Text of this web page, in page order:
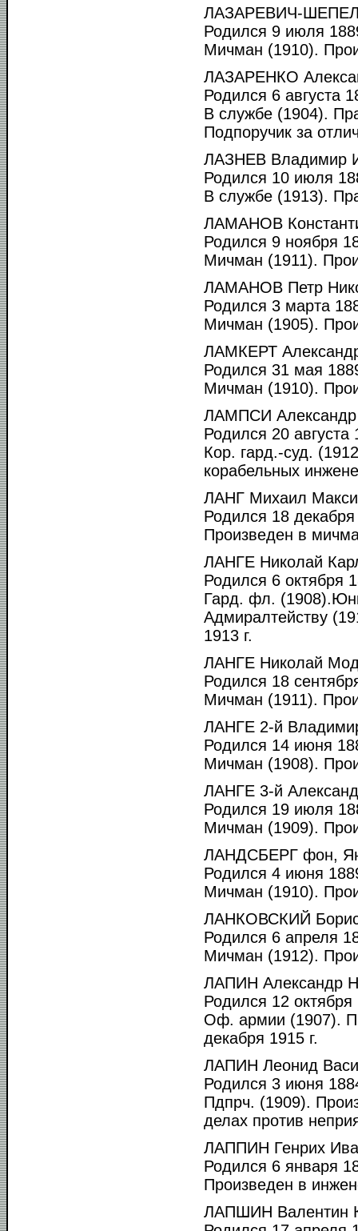
ЛАЗАРЕВИЧ-
Родился 9 июля
Мичман (1910).
ЛАЗАРЕНКО
Родился 6 августа
В службе (1904).
Подпоручик за
ЛАЗНЕВ Владимир
Родился 10 июля
В службе (1913).
ЛАМАНОВ
Родился 9 ноября
Мичман (1911).
ЛАМАНОВ Петр
Родился 3 марта
Мичман (1905).
ЛАМКЕРТ
Родился 31 мая
Мичман (1910).
ЛАМПСИ Александр
Родился 20 августа
Кор. гард.-суд.
корабельных
ЛАНГ Михаил
Родился 18 декабря
Произведен в
ЛАНГЕ Николай
Родился 6 октября
Гард. фл.
Адмиралтейству
1913 г.
ЛАНГЕ Николай
Родился 18
Мичман (1911).
ЛАНГЕ 2-й
Родился 14 июня
Мичман (1908).
ЛАНГЕ 3-й
Родился 19 июля
Мичман (1909).
ЛАНДСБЕРГ фон,
Родился 4 июня
Мичман (1910).
ЛАНКОВСКИЙ Борис
Родился 6 апреля
Мичман (1912).
ЛАПИН Александр
Родился 12 октября
Оф. армии (1907).
декабря 1915 г.
ЛАПИН Леонид
Родился 3 июня
Пдпрч. (1909).
делах против
ЛАППИН Генрих
Родился 6 января
Произведен в
ЛАПШИН Валентин